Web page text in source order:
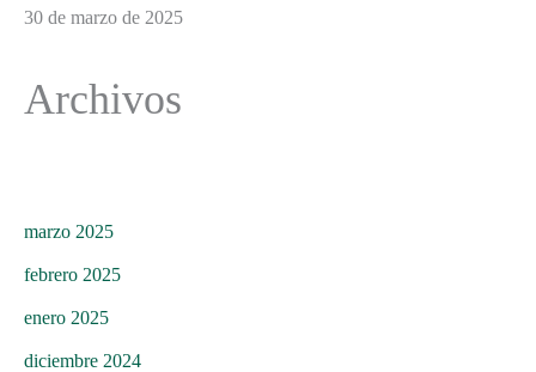
30 de marzo de 2025
Archivos
marzo 2025
febrero 2025
enero 2025
diciembre 2024